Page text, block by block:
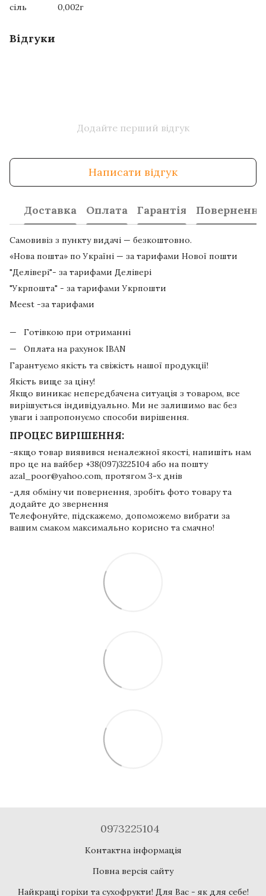
сіль 0,002г
Відгуки
Додайте перший відгук
Написати відгук
Доставка Оплата Гарантія Повернення
Самовивіз з пункту видачі — безкоштовно.
«Нова пошта» по Україні — за тарифами Нової пошти
"Делівері"- за тарифами Делівері
"Укрпошта" - за тарифами Укрпошти
Meest -за тарифами
Готівкою при отриманні
Оплата на рахунок IBAN
Гарантуємо якість та свіжість нашої продукції!
Якість вище за ціну!
Якщо виникає непередбачена ситуація з товаром, все
вирішується індивідуально. Ми не залишимо вас без
уваги і запропонуємо способи вирішення.
ПРОЦЕС ВИРІШЕННЯ:
-якщо товар виявився неналежної якості, напишіть нам
про це на вайбер +38(097)3225104 або на пошту
azal_poor@yahoo.com, протягом 3-х днів
-для обміну чи повернення, зробіть фото товару та
додайте до звернення
Телефонуйте, підскажемо, допоможемо вибрати за
вашим смаком максимально корисно та смачно!
0973225104
Контактна інформація
Повна версія сайту
Найкращі горіхи та сухофрукти! Для Вас - як для себе!